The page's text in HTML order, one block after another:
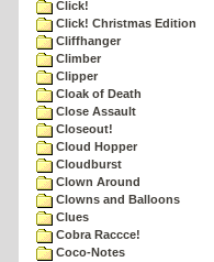
Click!
Click! Christmas Edition
Cliffhanger
Climber
Clipper
Cloak of Death
Close Assault
Closeout!
Cloud Hopper
Cloudburst
Clown Around
Clowns and Balloons
Clues
Cobra Raccce!
Coco-Notes